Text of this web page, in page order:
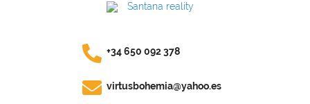
+34 650 092 378
virtusbohemia@yahoo.es